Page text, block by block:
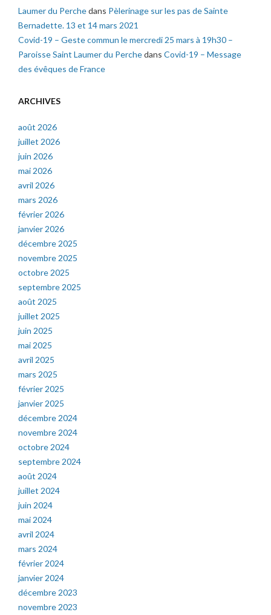
Laumer du Perchedans Pèlerinage sur les pas de Sainte
Bernadette. 13 et 14 mars 2021
Covid-19 – Geste commun le mercredi 25 mars à 19h30 –
Paroisse Saint Laumer du Perchedans Covid-19 – Message
des évêques de France
ARCHIVES
août 2026
juillet 2026
juin 2026
mai 2026
avril 2026
mars 2026
février 2026
janvier 2026
décembre 2025
novembre 2025
octobre 2025
septembre 2025
août 2025
juillet 2025
juin 2025
mai 2025
avril 2025
mars 2025
février 2025
janvier 2025
décembre 2024
novembre 2024
octobre 2024
septembre 2024
août 2024
juillet 2024
juin 2024
mai 2024
avril 2024
mars 2024
février 2024
janvier 2024
décembre 2023
novembre 2023